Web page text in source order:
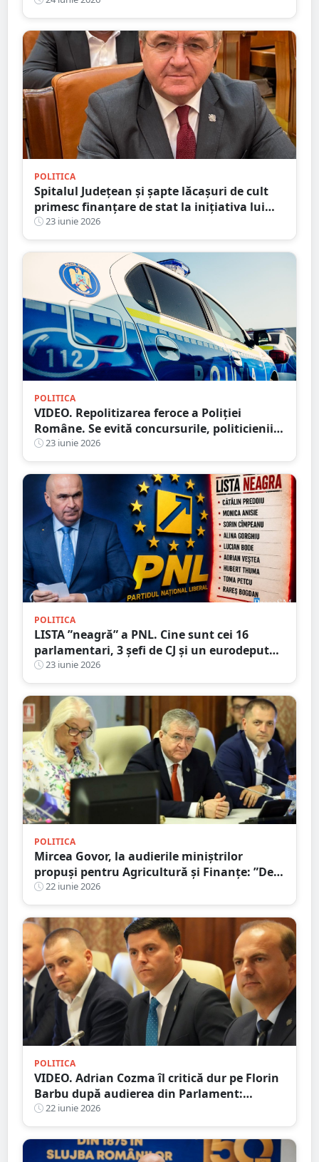
POLITICA
Spitalul Județean și șapte lăcașuri de cult
primesc finanțare de stat la inițiativa lui
Mircea Govor. S-au semnat contractele
23 iunie 2026
POLITICA
VIDEO. Repolitizarea feroce a Poliției
Române. Se evită concursurile, politicienii
își fac jocurile
23 iunie 2026
POLITICA
LISTA ”neagră” a PNL. Cine sunt cei 16
parlamentari, 3 șefi de CJ și un eurodeputat
care urmează să fie excluși din partid
23 iunie 2026
POLITICA
Mircea Govor, la audierile miniștrilor
propuși pentru Agricultură și Finanțe: ”De
deciziile luate astăzi depind investițiile de
mâine”
22 iunie 2026
POLITICA
VIDEO. Adrian Cozma îl critică dur pe Florin
Barbu după audierea din Parlament:
„Agricultura României merita mai mult”
22 iunie 2026